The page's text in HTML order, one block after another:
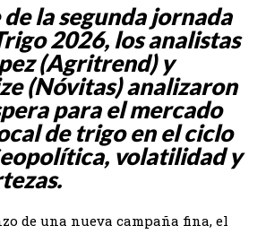
la segunda jornada
2026, los analistas
(Agritrend) y
(Nóvitas) analizaron
para el mercado
de trigo en el ciclo
volatilidad y
de una nueva campaña fina, el